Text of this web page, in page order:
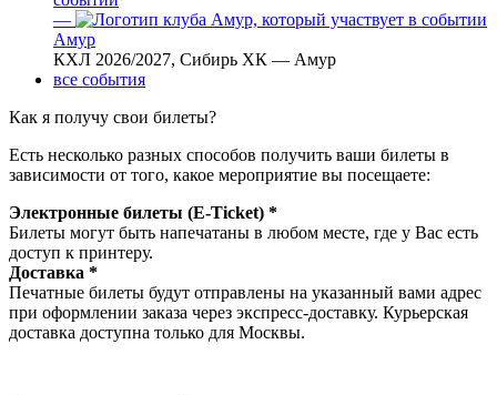
—
Амур
КХЛ 2026/2027, Сибирь ХК — Амур
все события
Как я получу свои билеты?
Есть несколько разных способов получить ваши билеты в
зависимости от того, какое мероприятие вы посещаете:
Электронные билеты (E-Ticket) *
Билеты могут быть напечатаны в любом месте, где у Вас есть
доступ к принтеру.
Доставка *
Печатные билеты будут отправлены на указанный вами адрес
при оформлении заказа через экспресс-доставку. Курьерская
доставка доступна только для Москвы.